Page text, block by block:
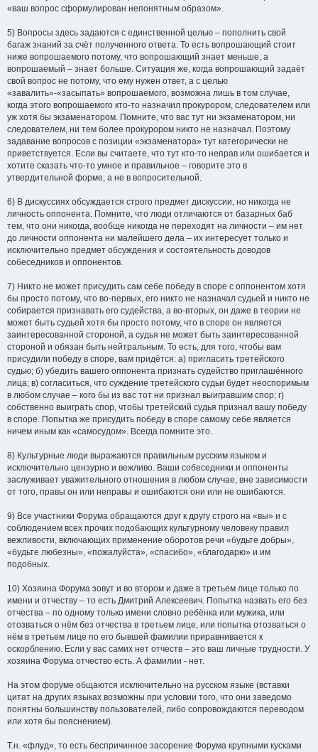
«ваш вопрос сформулирован непонятным образом».
5) Вопросы здесь задаются с единственной целью – пополнить свой
багаж знаний за счёт полученного ответа. То есть вопрошающий стоит
ниже вопрошаемого потому, что вопрошающий знает меньше, а
вопрошаемый – знает больше. Ситуация же, когда вопрошающий задаёт
свой вопрос не потому, что ему нужен ответ, а с целью
«завалить»-«засыпать» вопрошаемого, возможна лишь в том случае,
когда этого вопрошаемого кто-то назначил прокурором, следователем или
уж хотя бы экзаменатором. Помните, что вас тут ни экзаменатором, ни
следователем, ни тем более прокурором никто не назначал. Поэтому
задавание вопросов с позиции «экзаменатора» тут категорически не
приветствуется. Если вы считаете, что тут кто-то неправ или ошибается и
хотите сказать что-то умное и правильное – говорите это в
утвердительной форме, а не в вопросительной.
6) В дискуссиях обсуждается строго предмет дискуссии, но никогда не
личность оппонента. Помните, что люди отличаются от базарных баб
тем, что они никогда, вообще никогда не переходят на личности – им нет
до личности оппонента ни малейшего дела – их интересует только и
исключительно предмет обсуждения и состоятельность доводов
собеседников и оппонентов.
7) Никто не может присудить сам себе победу в споре с оппонентом хотя
бы просто потому, что во-первых, его никто не назначал судьей и никто не
собирается признавать его судейства, а во-вторых, он даже в теории не
может быть судьей хотя бы просто потому, что в споре он является
заинтересованной стороной, а судья не может быть заинтересованной
стороной и обязан быть нейтральным. То есть, для того, чтобы вам
присудили победу в споре, вам придётся: а) пригласить третейского
судью; б) убедить вашего оппонента признать судейство приглашённого
лица; в) согласиться, что суждение третейского судьи будет неоспоримым
в любом случае – кого бы из вас тот ни признал выигравшим спор; г)
собственно выиграть спор, чтобы третейский судья признал вашу победу
в споре. Попытка же присудить победу в споре самому себе является
ничем иным как «самосудом». Всегда помните это.
8) Культурные люди выражаются правильным русским языком и
исключительно цензурно и вежливо. Ваши собеседники и оппоненты
заслуживает уважительного отношения в любом случае, вне зависимости
от того, правы он или неправы и ошибаются они или не ошибаются.
9) Все участники Форума обращаются друг к другу строго на «вы» и с
соблюдением всех прочих подобающих культурному человеку правил
вежливости, включающих применение оборотов речи «будьте добры»,
«будьте любезны», «пожалуйста», «спасибо», «благодарю» и им
подобных.
10) Хозяина Форума зовут и во втором и даже в третьем лице только по
имени и отчеству – то есть Дмитрий Алексеевич. Попытка назвать его без
отчества – по одному только имени словно ребёнка или мужика, или
отозваться о нём без отчества в третьем лице, или попытка отозваться о
нём в третьем лице по его бывшей фамилии приравнивается к
оскорблению. Если у вас самих нет отчеств – это ваш личные трудности. У
хозяина Форума отчество есть. А фамилии - нет.
На этом форуме общаются исключительно на русском языке (вставки
цитат на других языках возможны при условии того, что они заведомо
понятны большинству пользователей, либо сопровождаются переводом
или хотя бы пояснением).
Т.н. «флуд», то есть беспричинное засорение Форума крупными кусками